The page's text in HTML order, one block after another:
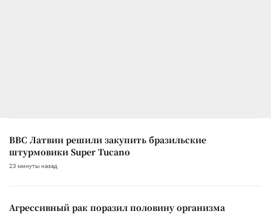
ВВС Латвии решили закупить бразильские
штурмовики Super Tucano
23 минуты назад
Агрессивный рак поразил половину организма